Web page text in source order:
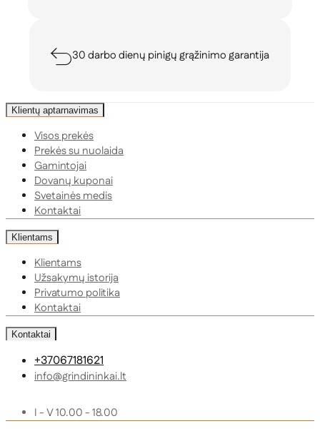
30 darbo dienų pinigų grąžinimo garantija
Klientų aptarnavimas
Visos prekės
Prekės su nuolaida
Gamintojai
Dovanų kuponai
Svetainės medis
Kontaktai
Klientams
Klientams
Užsakymų istorija
Privatumo politika
Kontaktai
Kontaktai
+37067181621
info@grindininkai.lt
I - V 10.00 - 18.00